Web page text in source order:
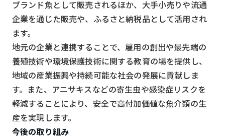
ブランド魚として販売されるほか、大手小売りや流通
企業を通じた販売や、ふるさと納税品として活用され
ます。
地元の企業と連携することで、雇用の創出や最先端の
養殖技術や環境保護技術に関する教育の場を提供し、
地域の産業振興や持続可能な社会の発展に貢献しま
す。また、アニサキスなどの寄生虫や感染症リスクを
軽減することにより、安全で高付加価値な魚介類の生
産を実現します。
今後の取り組み